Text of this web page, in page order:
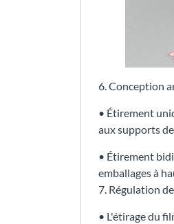
6. Conception
• Étirement
aux supports
• Étirement
emballages à
7. Régulation
• L'étirage du